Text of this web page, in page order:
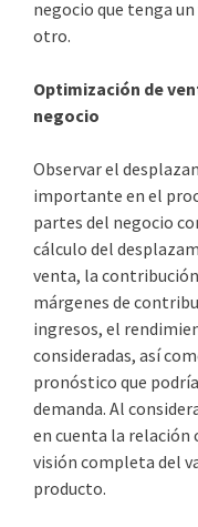
negocio que tenga
otro.
Optimización de
negocio
Observar el
importante en el
partes del negocio
cálculo del
venta, la
márgenes de
ingresos, el
consideradas, así
pronóstico que
demanda. Al
en cuenta la relación
visión completa del
producto.